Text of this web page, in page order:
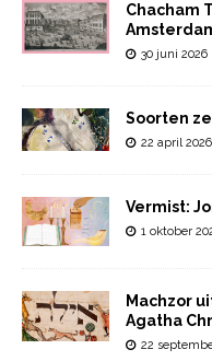
Chacham
30 juni 2026
Soorten
22 april 2026
Vermist:
1 oktober
Machzor
Agatha
22